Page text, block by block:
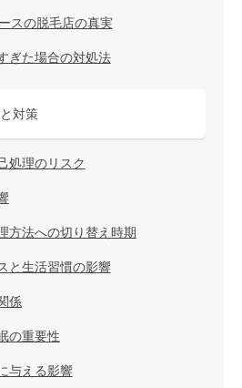
スの脱毛店の真実
ぎた場合の対処法
対策
処理のリスク
方法への切り替え時期
と生活習慣の影響
係
の重要性
与える影響